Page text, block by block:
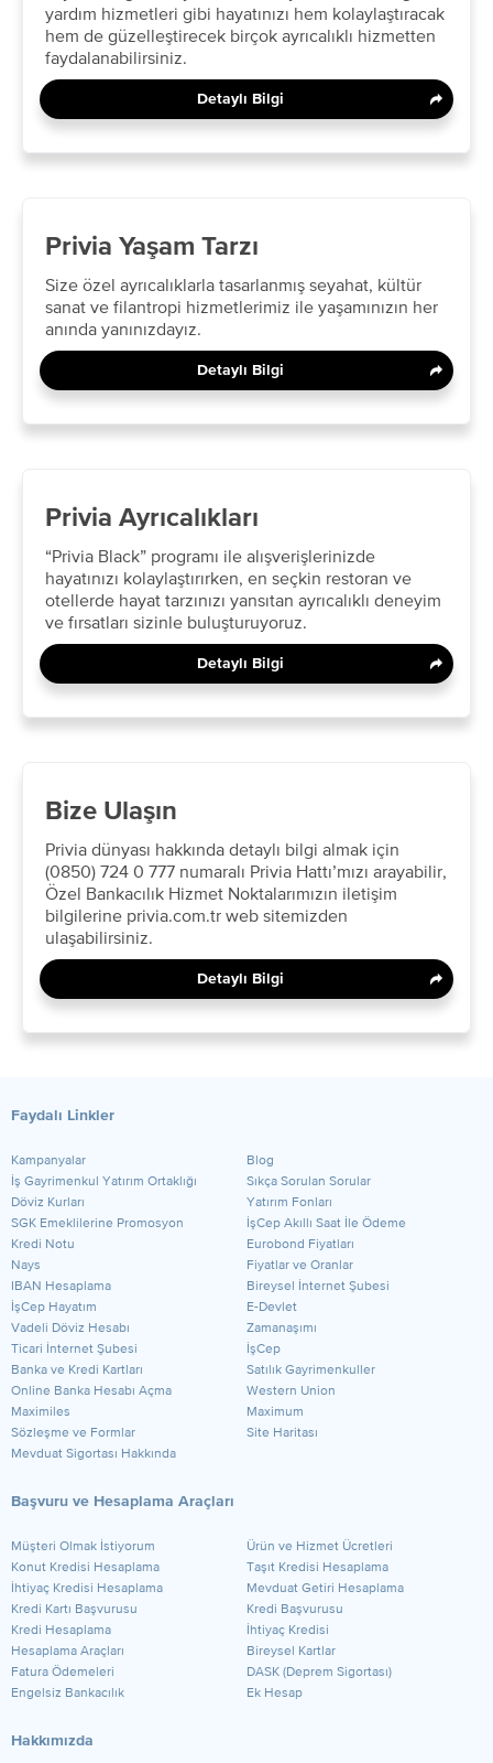
yardım hizmetleri gibi hayatınızı hem kolaylaştıracak
hem de güzelleştirecek birçok ayrıcalıklı hizmetten
faydalanabilirsiniz. ​
Detaylı Bilgi
Privia Yaşam Tarzı
​Size özel ayrıcalıklarla tasarlanmış seyahat, kültür
sanat ve filantropi hizmetlerimiz ile yaşamınızın her
anında yanınızdayız. ​
Detaylı Bilgi
Privia Ayrıcalıkları
“Privia Black” programı ile alışverişlerinizde
hayatınızı kolaylaştırırken, en seçkin restoran ve
otellerde hayat tarzınızı yansıtan ayrıcalıklı deneyim
ve fırsatları sizinle buluşturuyoruz.
Detaylı Bilgi
Bize Ulaşın
Privia dünyası hakkında detaylı bilgi almak için
(0850) 724 0 777​ numaralı Privia Hattı’mızı arayabilir,
Özel Bankacılık Hizmet Noktalarımızın iletişim
bilgilerine privia.com.tr web sitemizden
ulaşabilirsiniz.​
Detaylı Bilgi
Faydalı Linkler
Kampanyalar
Blog
​İş Gayrimenkul Yatırım Ortaklığı
Sıkça Sorulan Sorular
Döviz Kurları
Yatırım Fonları
SGK Emeklilerine Promosyon
İşCep Akıllı Saat İle Ödeme
Kredi Notu
Eurobond Fiyatları
Nays
Fiyatlar ve Oranlar
IBAN Hesaplama
Bireysel İnternet Şubesi
İşCep Hayatım
E-Devlet
Vadeli Döviz Hesabı
Zamanaşımı
Ticari İnternet Şubesi
İşCep
Banka ve Kredi Kartları
Satılık Gayrimenkuller
Online Banka Hesabı Açma
Western Union
Maximiles
Maximum
Sözleşme ve Formlar
Site Haritası
Mevduat Sigortası Hakkında
Başvuru ve Hesaplama Araçları
Müşteri Olmak İstiyorum
Ürün ve Hizmet Ücretleri
Konut Kredisi Hesaplama
Taşıt Kredisi Hesaplama
İhtiyaç Kredisi Hesaplama
Mevduat Getiri Hesaplama
Kredi Kartı Başvurusu
Kredi Başvurusu
Kredi Hesaplama
İhtiyaç Kredisi
Hesaplama Araçları
Bireysel Kartlar
Fatura Ödemeleri
DASK (Deprem Sigortası)
Engelsiz Bankacılık
Ek Hesap
Hakkımızda